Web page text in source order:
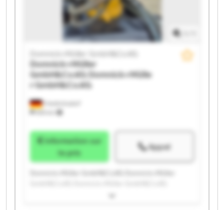
GmbH&Co.KG
Friedrichsdorf
655 km
Domnick+Müller GmbH&Co.KG
Domnick+Müller
GmbH&Co.KG Domnick+Mülle
r GmbH&Co.KG
le prix
Appel
Domnick+Müller GmbH&Co.KG Domnick+Müller